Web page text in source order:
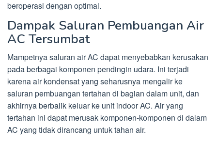
beroperasi dengan optimal.
Dampak Saluran Pembuangan Air
AC Tersumbat
Mampetnya saluran air AC dapat menyebabkan kerusakan
pada berbagai komponen pendingin udara. Ini terjadi
karena air kondensat yang seharusnya mengalir ke
saluran pembuangan tertahan di bagian dalam unit, dan
akhirnya berbalik keluar ke unit indoor AC. Air yang
tertahan ini dapat merusak komponen-komponen di dalam
AC yang tidak dirancang untuk tahan air.